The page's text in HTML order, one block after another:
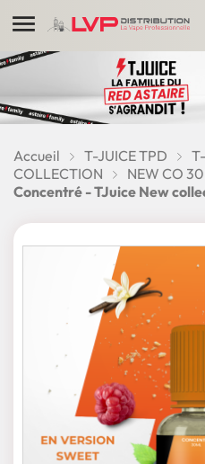

Accueil T-JUICE TPD
COLLECTION
NEW CO
Concentré - TJuice New